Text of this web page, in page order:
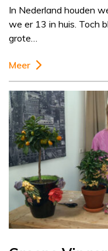
In Nederland houden
we er 13 in huis. Toch
grote…
Meer